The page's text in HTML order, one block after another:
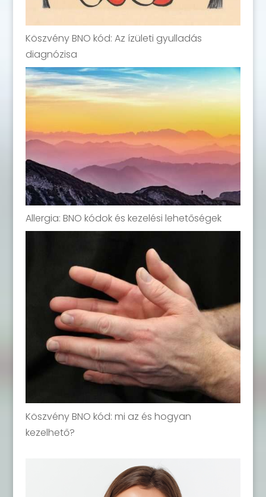
Köszvény BNO kód: Az ízületi gyulladás
diagnózisa
Allergia: BNO kódok és kezelési lehetőségek
Köszvény BNO kód: mi az és hogyan
kezelhető?